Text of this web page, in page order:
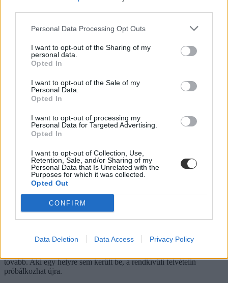
Personal Data Processing Opt Outs
I want to opt-out of the Sharing of my
personal data.
Opted In
I want to opt-out of the Sale of my
Personal Data.
Opted In
I want to opt-out of processing my
Personal Data for Targeted Advertising.
Opted In
I want to opt-out of Collection, Use,
Retention, Sale, and/or Sharing of my
Personal Data that Is Unrelated with the
Purposes for which it was collected.
Opted Out
CONFIRM
Data Deletion Data Access Privacy Policy
a pótfelvételiben töltenek majd fel.
Közoktatás
Mi történik, ha nem vesznek fel a kiválasztott
középiskolába? Így fellebbezhettek
Ha megérkezett a középiskolai felvételi eredménye, de nem sikerült
bekerülni a kiválasztott iskolába, a döntés ellen jogorvoslatot
tehettek. Mutatjuk, hogyan.
Közoktatás
Csik Veronika
Nem sikerült a középiskolai felvételi? Ezt a keresőt
Pénteken más több tucat középiskola közzétette a végleges felvételi
tovább. Aki egy helyre sem került be, a rendkívüli felvételin
próbálkozhat újra.